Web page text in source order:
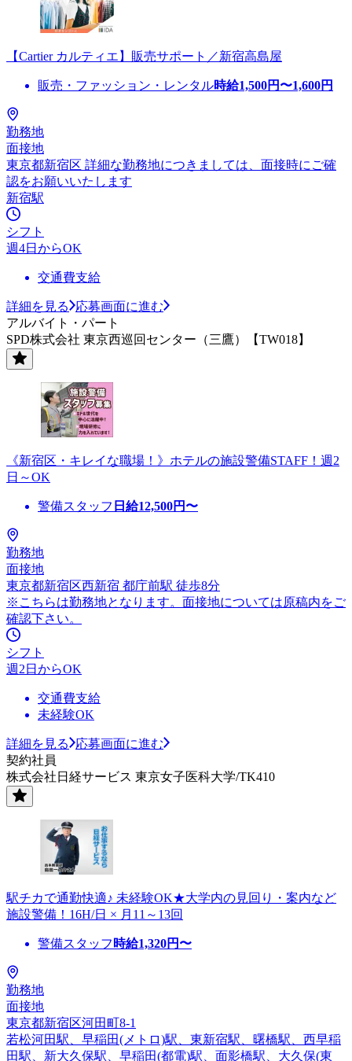
【Cartier カルティエ】販売サポート／新宿高島屋
販売・ファッション・レンタル時給1,500円〜1,600円
勤務地
面接地
東京都新宿区 詳細な勤務地につきましては、面接時にご確
認をお願いいたします
新宿駅
シフト
週4日からOK
交通費支給
詳細を見る
応募画面に進む
アルバイト・パート
SPD株式会社 東京西巡回センター（三鷹）【TW018】
《新宿区・キレイな職場！》ホテルの施設警備STAFF！週2
日～OK
警備スタッフ 日給12,500円〜
勤務地
面接地
東京都新宿区西新宿 都庁前駅 徒歩8分
※こちらは勤務地となります。面接地については原稿内をご
確認下さい。
シフト
週2日からOK
交通費支給
未経験OK
詳細を見る
応募画面に進む
契約社員
株式会社日経サービス 東京女子医科大学/TK410
駅チカで通勤快適♪ 未経験OK★大学内の見回り・案内など
施設警備！16H/日 × 月11～13回
警備スタッフ 時給1,320円〜
勤務地
面接地
東京都新宿区河田町8-1
若松河田駅、早稲田(メトロ)駅、東新宿駅、曙橋駅、西早稲
田駅、新大久保駅、早稲田(都電)駅、面影橋駅、大久保(東